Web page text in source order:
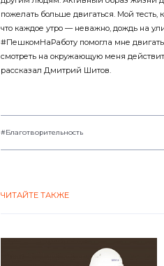
пожелать больше двигаться. Мой тесть,
что каждое утро — неважно, дождь на
#ПешкомНаРаботу помогла мне
смотреть на окружающую меня
рассказал Дмитрий Шитов.
#Благотворительность
ЧИТАЙТЕ ТАКЖЕ